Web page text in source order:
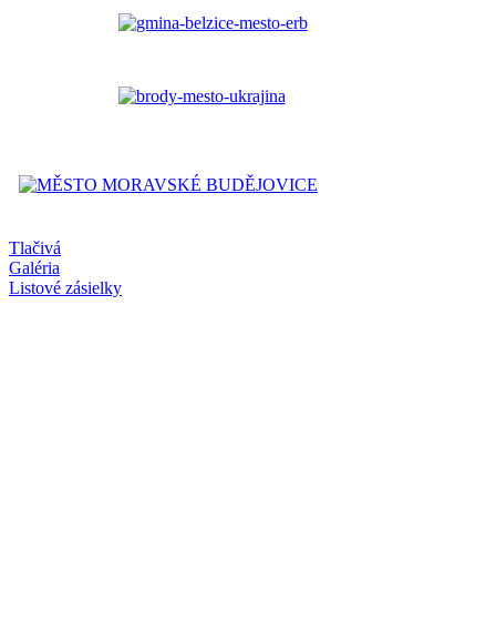
Tlačivá
Galéria
Listové zásielky